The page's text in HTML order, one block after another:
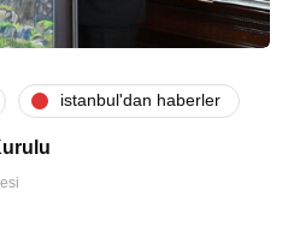
i̇stanbul'dan haberler